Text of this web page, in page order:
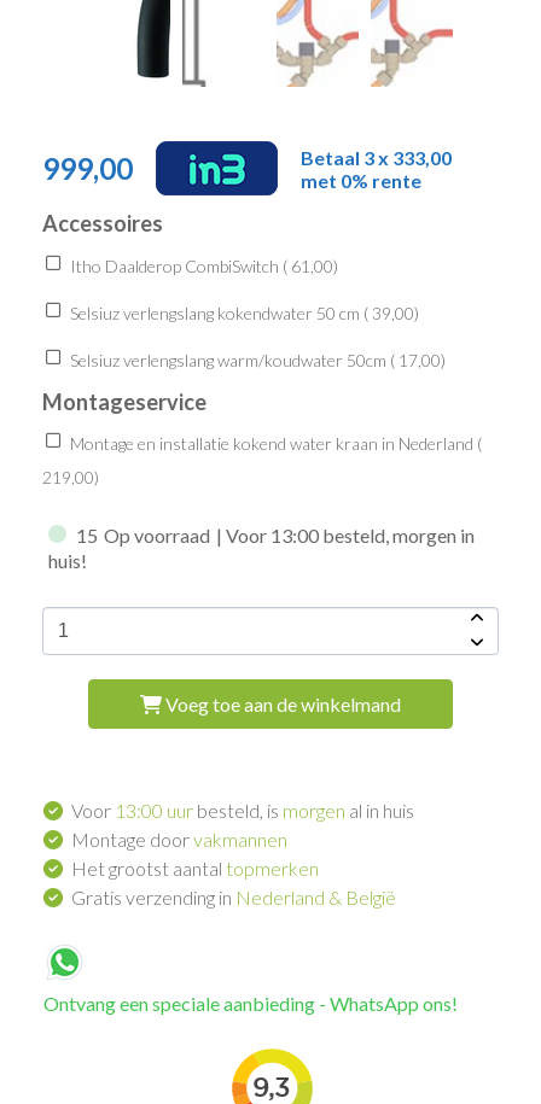
999,00
Betaal 3 x 333,00
met 0% rente
Accessoires
Itho Daalderop CombiSwitch ( 61,00)
Selsiuz verlengslang kokendwater 50 cm (39,00)
Selsiuz verlengslang warm/koudwater 50cm ( 17,00)
Montageservice
Montage en installatie kokend water kraan in Nederland (
219,00)
15 Op voorraad | Voor 13:00 besteld, morgen in
huis!
Voeg toe aan de winkelmand
Voor 13:00 uur besteld, is morgen al in huis
Montage doorvakmannen
Het grootst aantal topmerken
Gratis verzending in Nederland & België
Ontvang een speciale aanbieding - WhatsApp ons!